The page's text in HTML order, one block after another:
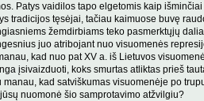
Patys vaidilos tapo elgetomis kaip
tradicijos tęsėjai, tačiau kaimuose buvę
žemdirbiams teko pasmerktųjų
juo atribojant nuo visuomenės
kad nuo pat XV a. iš Lietuvos
įsivaizduoti, koks smurtas atliktas prieš
manau, kad satviškumas visuomenėje po
nuomonė šio samprotavimo atžvilgiu?